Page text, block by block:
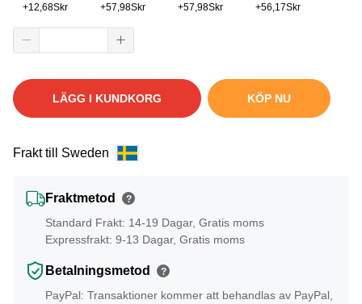
+12,68Skr +57,98Skr +57,98Skr +56,17Skr
LÄGG I KUNDKORG KÖP NU
Frakt till Sweden
Fraktmetod ?
Standard Frakt: 14-19 Dagar, Gratis moms
Expressfrakt: 9-13 Dagar, Gratis moms
Betalningsmetod ?
PayPal: Transaktioner kommer att behandlas av PayPal,